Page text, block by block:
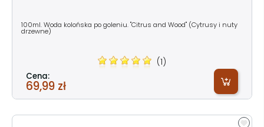
100ml. Woda kolońska po goleniu. "Citrus and Wood" (Cytrusy i nuty
drzewne)
(1)
Cena:
69,99 zł